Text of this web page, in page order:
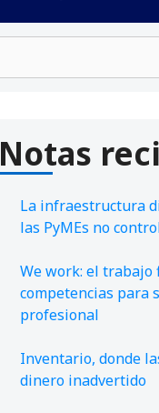
Notas
La infraestructura
las PyMEs no
We work: el
competencias para
profesional
Inventario, donde
dinero inadvertido